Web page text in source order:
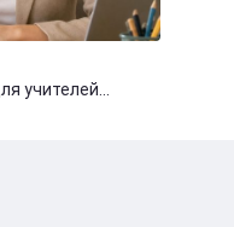
учителей...